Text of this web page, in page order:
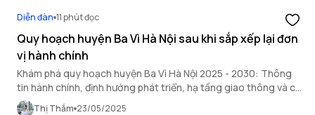
Diễn đàn 11 phút đọc
Quy hoạch huyện Ba Vì Hà Nội sau khi sắp xếp lại đơn
vị hành chính
Khám phá quy hoạch huyện Ba Vì Hà Nội 2025 - 2030: Thông
tin hành chính, định hướng phát triển, hạ tầng giao thông và cơ
hội bất động sản.
Thị Thắm 23/05/2025